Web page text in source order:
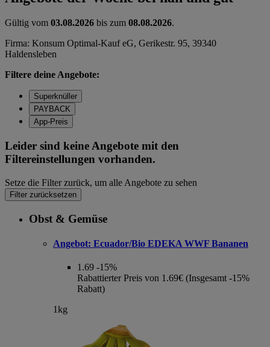
Gültig vom 03.08.2026 bis zum 08.08.2026.
Firma: Konsum Optimal-Kauf eG, Gerikestr. 95, 39340
Haldensleben
Filtere deine Angebote:
Superknüller
PAYBACK
App-Preis
Leider sind keine Angebote mit den
Filtereinstellungen vorhanden.
Setze die Filter zurück, um alle Angebote zu sehen
Filter zurücksetzen
Obst & Gemüse
Angebot: Ecuador/Bio EDEKA WWF Bananen
1.69 -15%
Rabattierter Preis von 1.69€ (Insgesamt -15%
Rabatt)
1kg